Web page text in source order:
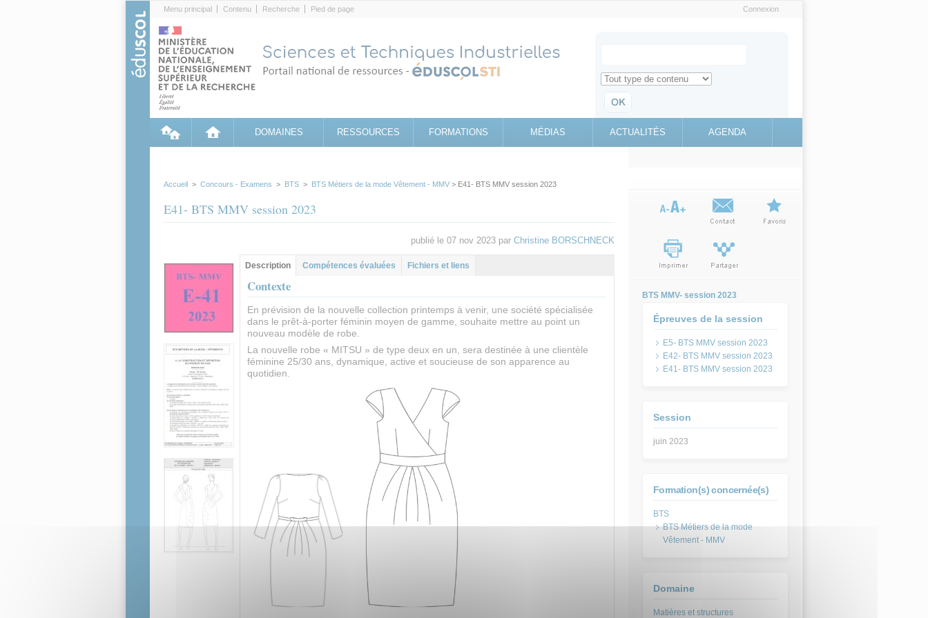
Menu principal Contenu Recherche Pied de page Connexion
Search for
Retrouvez toute l'information sur le site education.gouv.fr
DOMAINES RESSOURCES FORMATIONS MÉDIAS ACTUALITÉS AGENDA
Accueil > Concours - Examens > BTS > BTS Métiers de la mode Vêtement - MMV > E41- BTS MMV session 2023
E41- BTS MMV session 2023
publié le 07 nov 2023 par Christine BORSCHNECK
Groupe principal
Description (onglet
actif)
Compétences évaluées Fichiers et liens
Contexte
En prévision de la nouvelle collection printemps à venir, une société spécialisée
dans le prêt-à-porter féminin moyen de gamme, souhaite mettre au point un
nouveau modèle de robe.
La nouvelle robe « MITSU » de type deux en un, sera destinée à une clientèle
féminine 25/30 ans, dynamique, active et soucieuse de son apparence au
quotidien.
BTS MMV- session 2023
Épreuves de la session
E5- BTS MMV session 2023
E42- BTS MMV session 2023
E41- BTS MMV session 2023
Session
juin 2023
Formation(s) concernée(s)
BTS Métiers de la mode
Vêtement - MMV
Domaine